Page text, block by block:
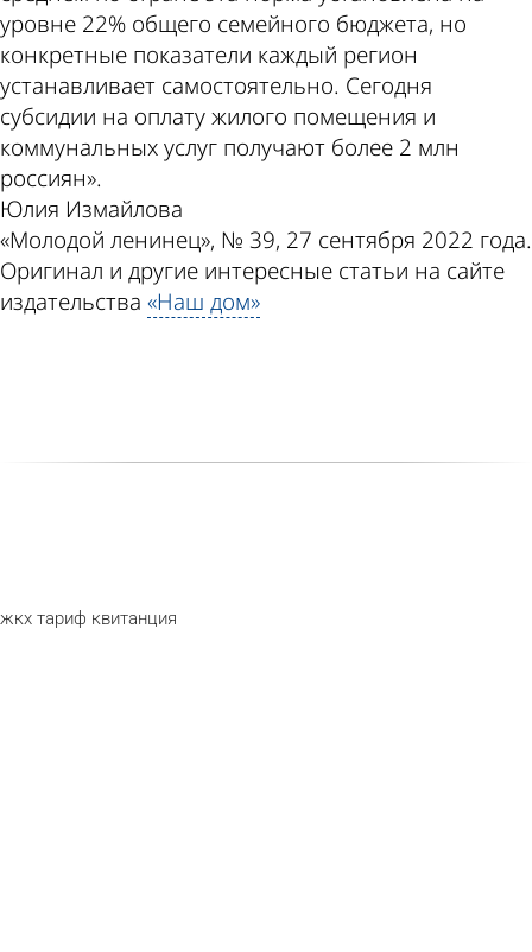
уровне 22% общего семейного бюджета, но
конкретные показатели каждый регион
устанавливает самостоятельно. Сегодня
субсидии на оплату жилого помещения и
коммунальных услуг получают более 2 млн
россиян».
Юлия Измайлова
«Молодой ленинец», № 39, 27 сентября 2022 года.
Оригинал и другие интересные статьи на сайте
издательства «Наш дом»
жкх тариф квитанция